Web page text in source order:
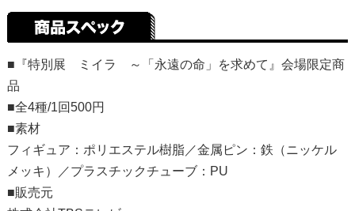
■『特別展 ミイラ ～「永遠の命」を求めて』会場限定商
品
■全4種/1回500円
■素材
フィギュア：ポリエステル樹脂／金属ピン：鉄（ニッケル
メッキ）／プラスチックチューブ：PU
■販売元